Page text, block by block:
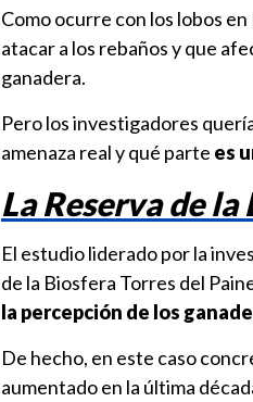
Como ocurre con los lobos
atacar a los rebaños y que
ganadera.
Pero los investigadores
amenaza real y qué parte es
La Reserva de
El estudio liderado por la
de la Biosfera Torres del
la percepción de los
De hecho, en este caso
aumentado en la última